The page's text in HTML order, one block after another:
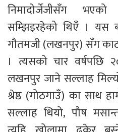
निमादोर्जेजीसँग
सम्झिइरहेको थिएँ । यस
गौतमजी (लखनपुर) सँग
। त्यसको चार
लखनपुर जाने सल्लाह
श्रेष्ठ (गोठगाउँ) का साथ
सल्लाह थियो, पौष